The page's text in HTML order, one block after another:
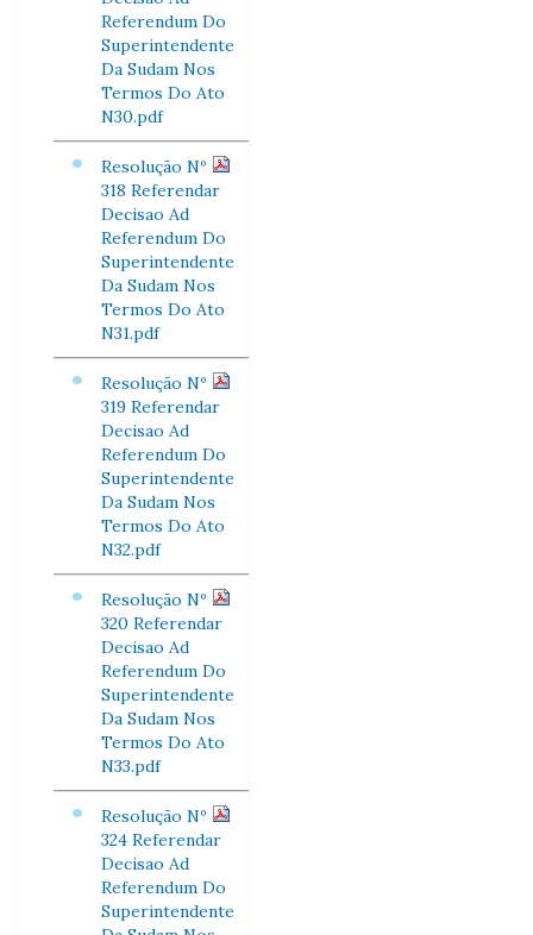
Referendum Do
Superintendente
Da Sudam Nos
Termos Do Ato
N30.pdf
Resolução Nº
318 Referendar
Decisao Ad
Referendum Do
Superintendente
Da Sudam Nos
Termos Do Ato
N31.pdf
Resolução Nº
319 Referendar
Decisao Ad
Referendum Do
Superintendente
Da Sudam Nos
Termos Do Ato
N32.pdf
Resolução Nº
320 Referendar
Decisao Ad
Referendum Do
Superintendente
Da Sudam Nos
Termos Do Ato
N33.pdf
Resolução Nº
324 Referendar
Decisao Ad
Referendum Do
Superintendente